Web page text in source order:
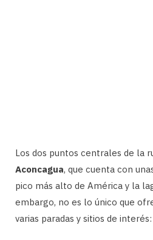
Los dos puntos centrales de la
Aconcagua, que cuenta con
pico más alto de América y la
embargo, no es lo único que
varias paradas y sitios de interés: